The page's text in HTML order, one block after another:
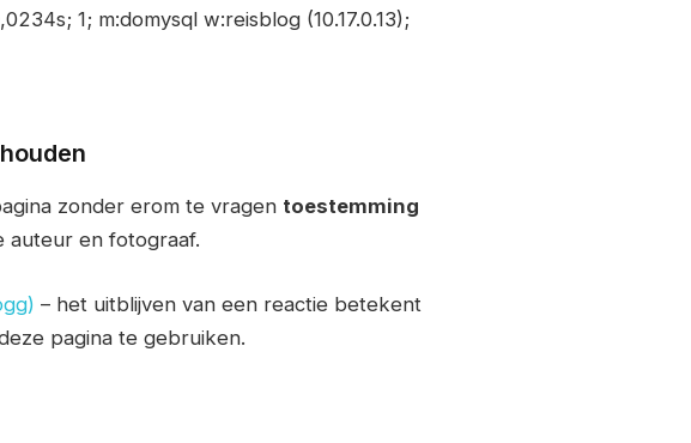
1; m:domysql w:reisblog (10.17.0.13);
zonder erom te vragen toestemming
auteur en fotograaf.
– het uitblijven van een reactie betekent
pagina te gebruiken.